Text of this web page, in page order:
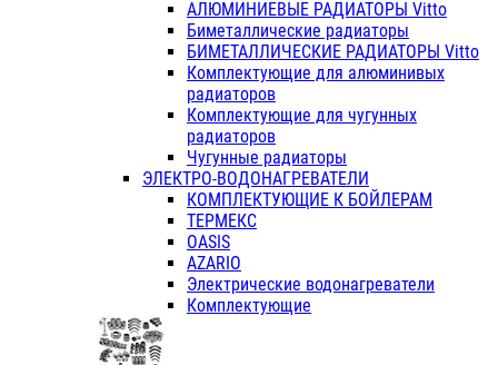
АЛЮМИНИЕВЫЕ РАДИАТОРЫ Vitto
Биметаллические радиаторы
БИМЕТАЛЛИЧЕСКИЕ РАДИАТОРЫ Vitto
Комплектующие для алюминивых
радиаторов
Комплектующие для чугунных
радиаторов
Чугунные радиаторы
ЭЛЕКТРО-ВОДОНАГРЕВАТЕЛИ
КОМПЛЕКТУЮЩИЕ К БОЙЛЕРАМ
ТЕРМЕКС
OASIS
AZARIO
Электрические водонагреватели
Комплектующие